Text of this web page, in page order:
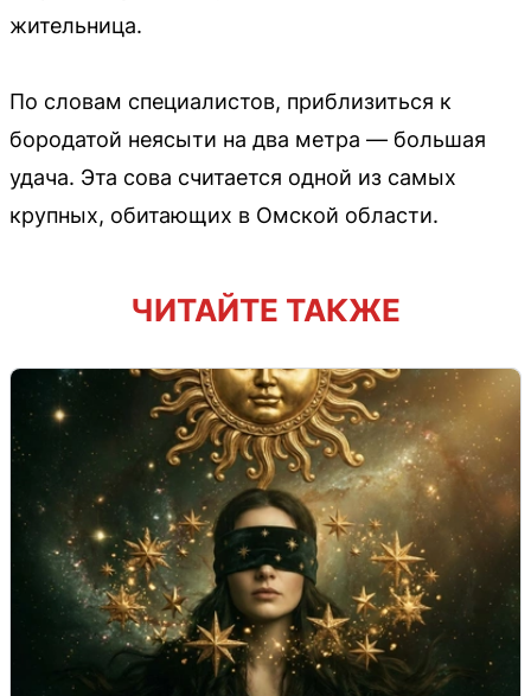
жительница.
По словам специалистов, приблизиться к
бородатой неясыти на два метра — большая
удача. Эта сова считается одной из самых
крупных, обитающих в Омской области.
ЧИТАЙТЕ ТАКЖЕ